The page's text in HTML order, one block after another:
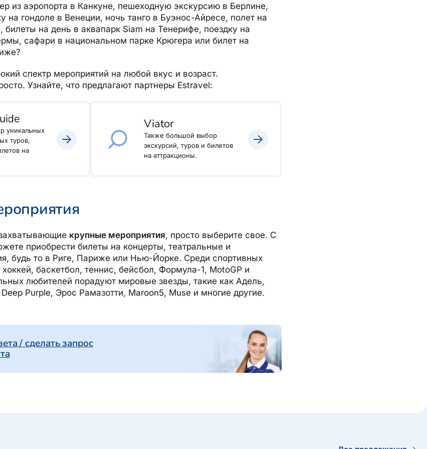
из аэропорта в Канкуне, пешеходную экскурсию в Берлине,
на гондоле в Венеции, ночь танго в Буэнос-Айресе, полет на
на день в аквапарк Siam на Тенерифе, поездку на
сафари в национальном парке Крюгера или билет на
спектр мероприятий на любой вкус и возраст.
Узнайте, что предлагают партнеры Estravel:
уникальных
туров,
на
Viator
Также большой выбор
экскурсий, туров и билетов
на аттракционы.
крупные мероприятия, просто выберите свое. С
приобрести билеты на концерты, театральные и
будь то в Риге, Париже или Нью-Йорке. Среди спортивных
баскетбол, теннис, бейсбол, Формула-1, MotoGP и
любителей порадуют мировые звезды, такие как Адель,
Purple, Эрос Рамазотти, Maroon5, Muse и многие другие.
/ сделать запрос